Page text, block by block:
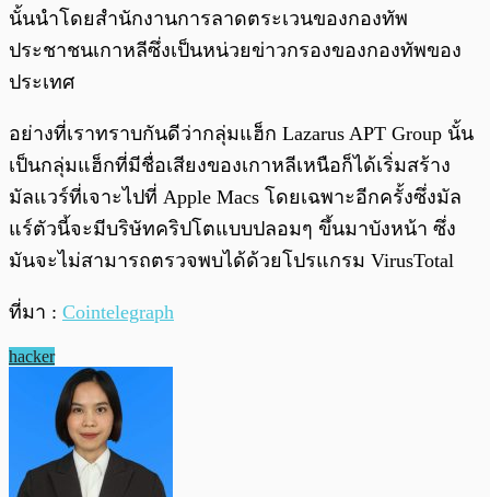
นั้นนำโดยสำนักงานการลาดตระเวนของกองทัพ
ประชาชนเกาหลีซึ่งเป็นหน่วยข่าวกรองของกองทัพของ
ประเทศ
อย่างที่เราทราบกันดีว่ากลุ่มแฮ็ก Lazarus APT Group นั้น
เป็นกลุ่มแฮ็กที่มีชื่อเสียงของเกาหลีเหนือก็ได้เริ่มสร้าง
มัลแวร์ที่เจาะไปที่ Apple Macs โดยเฉพาะอีกครั้งซึ่งมัล
แร์ตัวนี้จะมีบริษัทคริปโตแบบปลอมๆ ขึ้นมาบังหน้า ซึ่ง
มันจะไม่สามารถตรวจพบได้ด้วยโปรแกรม VirusTotal
ที่มา : Cointelegraph
hacker